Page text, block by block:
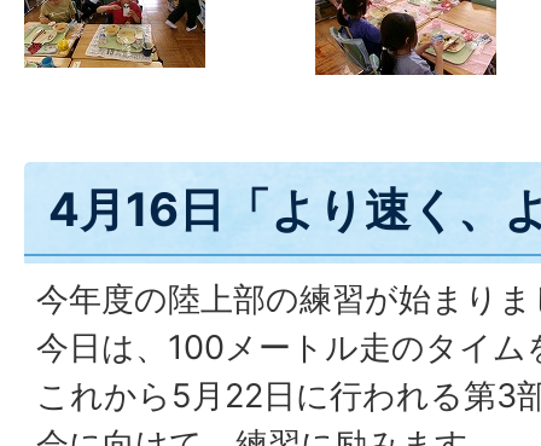
4月16日「より速く、
今年度の陸上部の練習が始まり
今日は、100メートル走のタイム
これから5月22日に行われる第3